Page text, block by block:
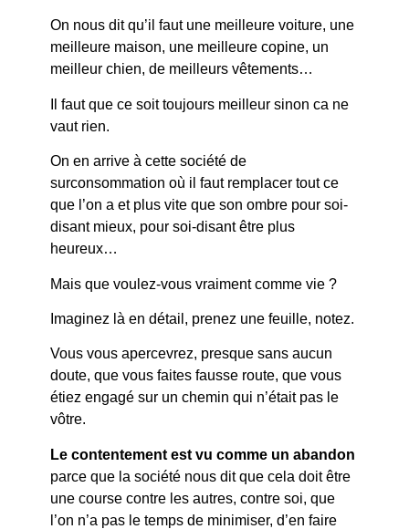
On nous dit qu’il faut une meilleure voiture, une
meilleure maison, une meilleure copine, un
meilleur chien, de meilleurs vêtements…
Il faut que ce soit toujours meilleur sinon ca ne
vaut rien.
On en arrive à cette société de
surconsommation où il faut remplacer tout ce
que l’on a et plus vite que son ombre pour soi-
disant mieux, pour soi-disant être plus
heureux…
Mais que voulez-vous vraiment comme vie ?
Imaginez là en détail, prenez une feuille, notez.
Vous vous apercevrez, presque sans aucun
doute, que vous faites fausse route, que vous
étiez engagé sur un chemin qui n’était pas le
vôtre.
Le contentement est vu comme un abandon
parce que la société nous dit que cela doit être
une course contre les autres, contre soi, que
l’on n’a pas le temps de minimiser, d’en faire